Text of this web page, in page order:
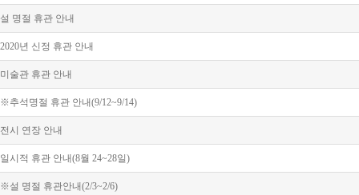
설 명절 휴관 안내
2020년 신정 휴관 안내
미술관 휴관 안내
※추석명절 휴관 안내(9/12~9/14)
전시 연장 안내
일시적 휴관 안내(8월 24~28일)
※설 명절 휴관안내(2/3~2/6)